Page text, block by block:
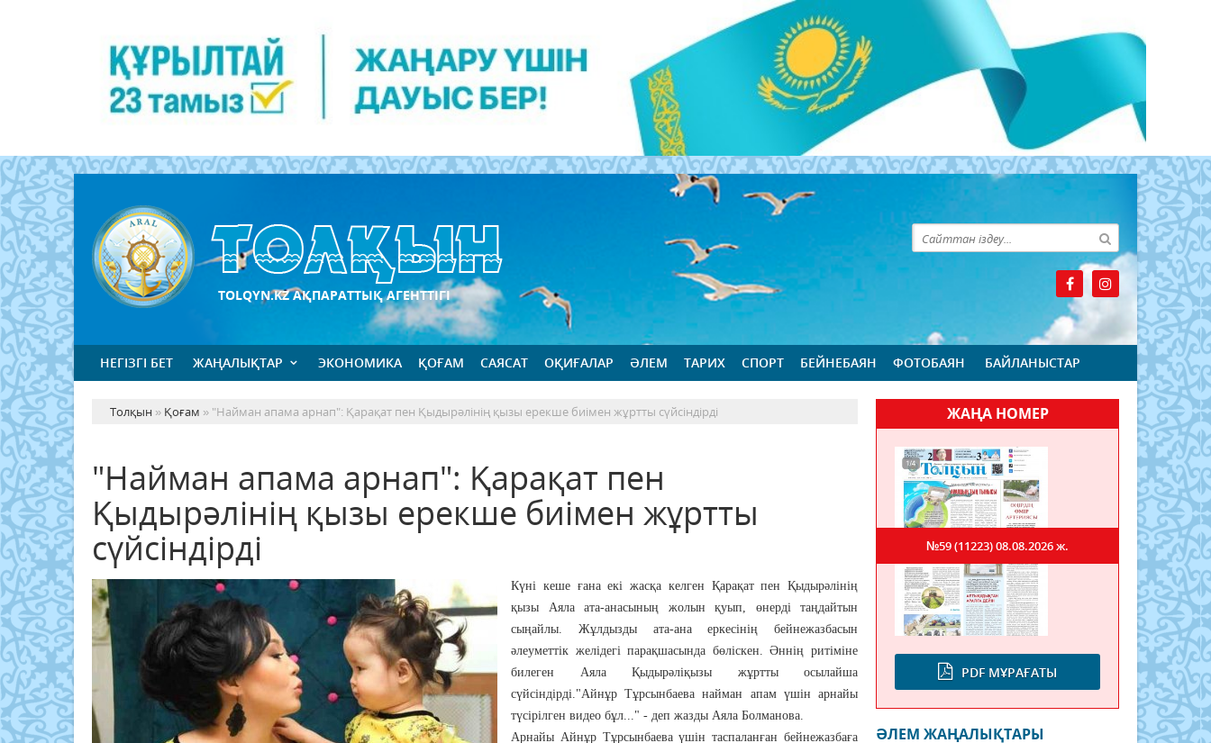
TOLQYN.KZ АҚПАРАТТЫҚ АГЕНТТІГІ
НЕГІЗГІ БЕТ ЖАҢАЛЫҚТАР ЭКОНОМИКА ҚОҒАМ САЯСАТ ОҚИҒАЛАР ӘЛЕМ ТАРИХ СПОРТ БЕЙНЕБАЯН ФОТОБАЯН БАЙЛАНЫСТАР
Толқын » Қоғам » "Найман апама арнап": Қарақат пен Қыдырәлінің қызы ерекше биімен жұртты сүйсіндірді
"Найман апама арнап": Қарақат пен
Қыдырәлінің қызы ерекше биімен жұртты
сүйсіндірді
Күні кеше ғана екі жасқа келген Қарақат пен Қыдырәлінің
қызы Аяла ата-анасының жолын қуып, өнерді таңдайтын
сыңайлы. Жұлдызды ата-ана еркесінің бейнежазбасын
әлеуметтік желідегі парақшасында бөліскен. Әннің ритіміне
билеген Аяла Қыдырәліқызы жұртты осылайша
сүйсіндірді."Айнұр Тұрсынбаева найман апам үшін арнайы
түсірілген видео бұл..." - деп жазды Аяла Болманова.
Арнайы Айнұр Тұрсынбаева үшін таспаланған бейнежазбаға
ЖАҢА НОМЕР
PDF МҰРАҒАТЫ
№59 (11223)08.08.2026 ж.
ӘЛЕМ ЖАҢАЛЫҚТАРЫ